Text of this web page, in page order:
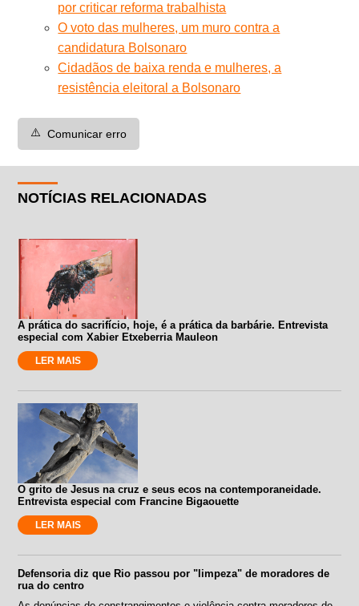
por criticar reforma trabalhista
O voto das mulheres, um muro contra a
candidatura Bolsonaro
Cidadãos de baixa renda e mulheres, a
resistência eleitoral a Bolsonaro
⚠️ Comunicar erro
NOTÍCIAS RELACIONADAS
A prática do sacrifício, hoje, é a prática da barbárie. Entrevista
especial com Xabier Etxeberria Mauleon
LER MAIS
O grito de Jesus na cruz e seus ecos na contemporaneidade.
Entrevista especial com Francine Bigaouette
LER MAIS
Defensoria diz que Rio passou por "limpeza" de moradores de
rua do centro